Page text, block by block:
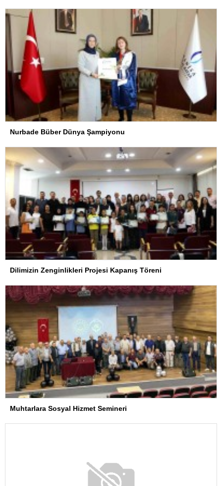
Nurbade Büber Dünya Şampiyonu
Dilimizin Zenginlikleri Projesi Kapanış Töreni
Muhtarlara Sosyal Hizmet Semineri